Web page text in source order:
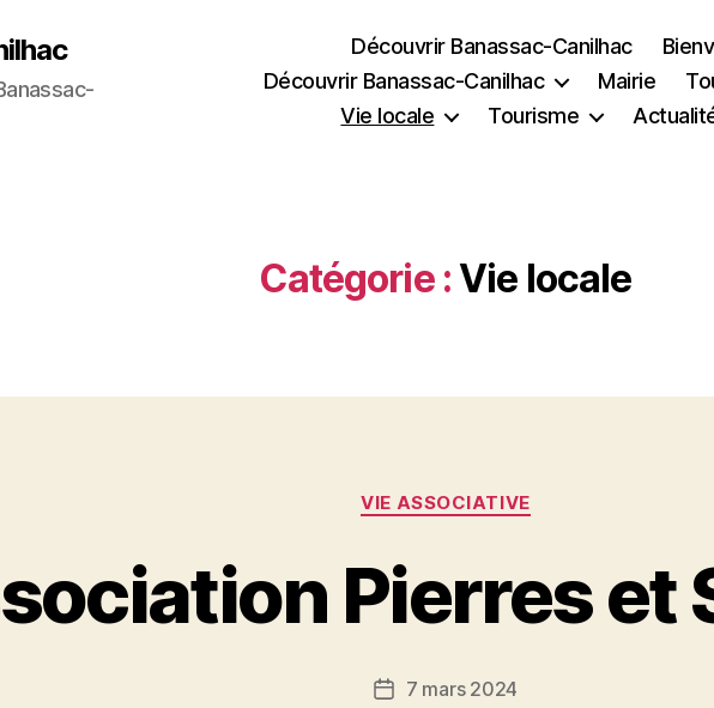
Découvrir Banassac-Canilhac
Découvrir Banassac-Canilhac
Mairie
Vie locale
Tourisme
Catégorie : Vie locale
Catégories
VIE ASSOCIATIVE
Pierres et
Date7 mars 2024